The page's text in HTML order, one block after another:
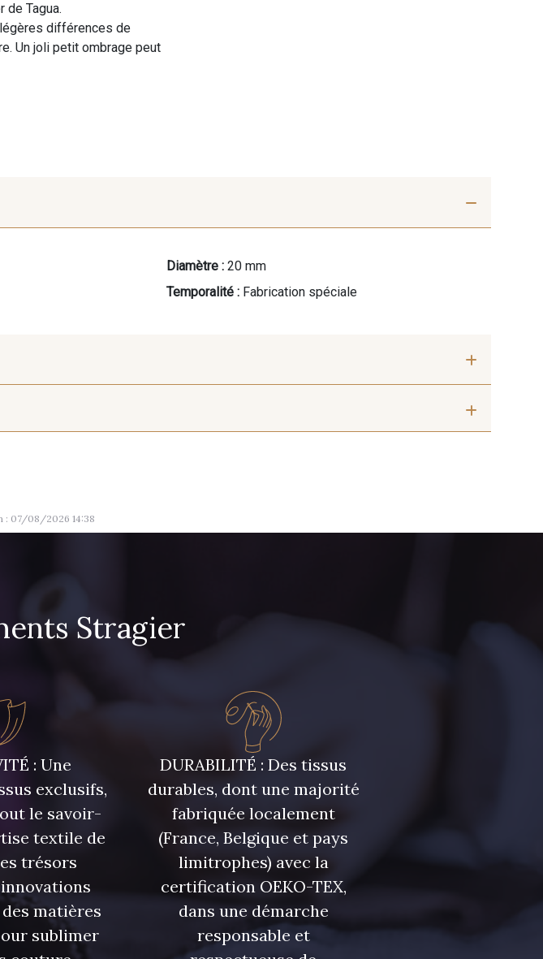
de Tagua.
différences de
Un joli petit ombrage peut
Diamètre : 20 mm
Temporalité : Fabrication spéciale
- Menthe
33 - Porcelaine
- Bleu Océan 683YQ - Pêche clair
03735 - Framboise
- Orange
53 - Kaki Kalamata
54 - Vert Canard
: 07/08/2026 14:38
Stragier
: Une
exclusifs,
le savoir-
textile de
trésors
matières
sublimer
DURABILITÉ : Des tissus
durables, dont une majorité
fabriquée localement
(France, Belgique et pays
limitrophes) avec la
certification OEKO-TEX,
dans une démarche
responsable et